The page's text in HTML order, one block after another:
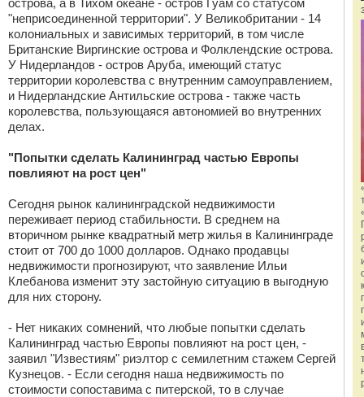
острова, а в Тихом океане - остров Гуам со статусом
"неприсоединенной территории". У Великобритании - 14
колониальных и зависимых территорий, в том числе
Британские Виргинские острова и Фолклендские острова.
У Нидерландов - остров Аруба, имеющий статус
территории королевства с внутренним самоуправлением,
и Нидерландские Антильские острова - также часть
королевства, пользующаяся автономией во внутренних
делах.
"Попытки сделать Калининград частью Европы
повлияют на рост цен"
Сегодня рынок калининградской недвижимости
переживает период стабильности. В среднем на
вторичном рынке квадратный метр жилья в Калининграде
стоит от 700 до 1000 долларов. Однако продавцы
недвижимости прогнозируют, что заявление Ильи
Клебанова изменит эту застойную ситуацию в выгодную
для них сторону.
- Нет никаких сомнений, что любые попытки сделать
Калининград частью Европы повлияют на рост цен, -
заявил "Известиям" риэлтор с семилетним стажем Сергей
Кузнецов. - Если сегодня наша недвижимость по
стоимости сопоставима с питерской, то в случае